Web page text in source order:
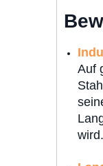
Auf
wird.